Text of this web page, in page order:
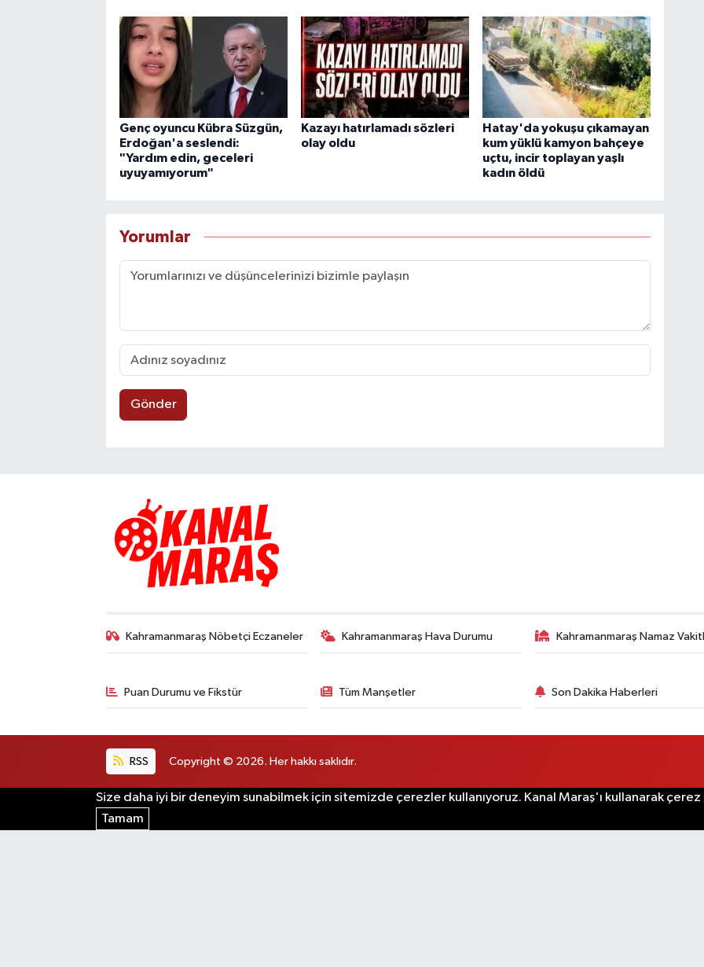
Genç oyuncu Kübra Süzgün,
Erdoğan'a seslendi:
"Yardım edin, geceleri
uyuyamıyorum"
Kazayı hatırlamadı sözleri
olay oldu
Hatay'da yokuşu çıkamayan
kum yüklü kamyon bahçeye
uçtu, incir toplayan yaşlı
kadın öldü
Yorumlar
Gönder
Kahramanmaraş Nöbetçi Eczaneler Kahramanmaraş Hava Durumu Kahramanmaraş Namaz
Puan Durumu ve Fikstür Tüm Manşetler Son Dakika Haberleri
RSS Copyright © 2026. Her hakkı saklıdır.
Size daha iyi bir deneyim sunabilmek için sitemizde çerezler kullanıyoruz. Kanal Maraş'ı kullanarak çerez
Tamam